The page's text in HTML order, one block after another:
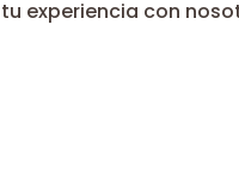
tu experiencia con